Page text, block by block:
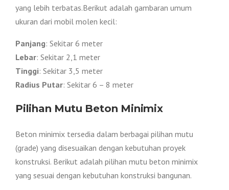
yang lebih terbatas.Berikut adalah gambaran umum
ukuran dari mobil molen kecil:
Panjang: Sekitar 6 meter
Lebar: Sekitar 2,1 meter
Tinggi: Sekitar 3,5 meter
Radius Putar: Sekitar 6 – 8 meter
Pilihan Mutu Beton Minimix
Beton minimix tersedia dalam berbagai pilihan mutu
(grade) yang disesuaikan dengan kebutuhan proyek
konstruksi. Berikut adalah pilihan mutu beton minimix
yang sesuai dengan kebutuhan konstruksi bangunan.